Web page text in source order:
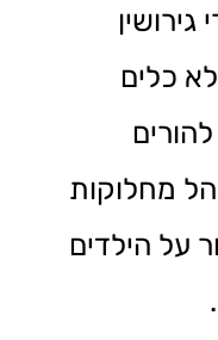
גירושין
כלים
מחלוקות
על הילדים